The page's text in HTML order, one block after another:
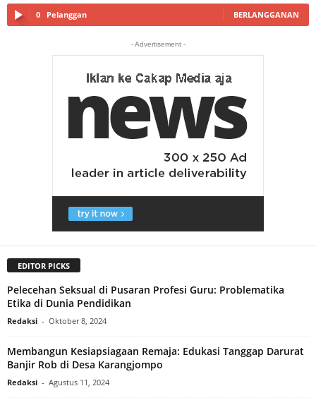
0 Pelanggan BERLANGGANAN
- Advertisement -
EDITOR PICKS
Pelecehan Seksual di Pusaran Profesi Guru: Problematika
Etika di Dunia Pendidikan
Redaksi - Oktober 8, 2024
Membangun Kesiapsiagaan Remaja: Edukasi Tanggap Darurat
Banjir Rob di Desa Karangjompo
Redaksi - Agustus 11, 2024